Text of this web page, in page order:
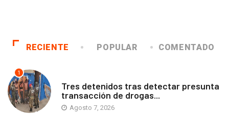
RECIENTE POPULAR COMENTADO
1
Tres detenidos tras detectar presunta
transacción de drogas...
Agosto 7, 2026